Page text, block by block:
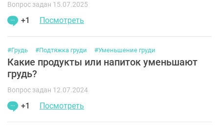
Вопрос задан 15.07.2025
+1 Посмотреть
#Грудь #Подтяжка груди #Уменьшение груди
Какие продукты или напиток уменьшают
грудь?
Вопрос задан 12.07.2024
+1 Посмотреть